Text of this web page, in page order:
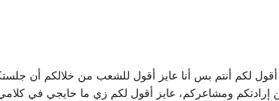
لكم أنتم بس أنا عايز أقول للشعب من خلالكم أن
إرادتكم ومشاعركم، عايز أقول لكم زي ما حايجي في